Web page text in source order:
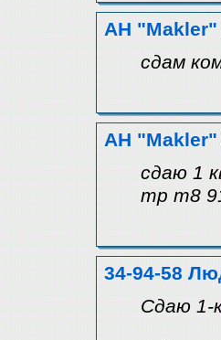
АН "Makler"
сдам
АН "Makler"
сдаю 1
тр т8
34-94-58
Сдаю 1-